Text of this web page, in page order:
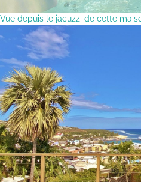
Vue depuis le jacuzzi de cette